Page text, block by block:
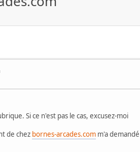
Si ce n'est pas le cas, excusez-moi
de chez bornes-arcades.com m'a